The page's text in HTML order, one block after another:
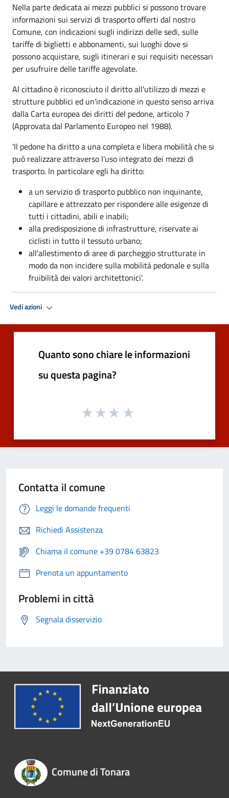
Nella parte dedicata ai mezzi pubblici si possono trovare
informazioni sui servizi di trasporto offerti dal nostro
Comune, con indicazioni sugli indirizzi delle sedi, sulle
tariffe di biglietti e abbonamenti, sui luoghi dove si
possono acquistare, sugli itinerari e sui requisiti necessari
per usufruire delle tariffe agevolate.
Al cittadino è riconosciuto il diritto all'utilizzo di mezzi e
strutture pubblici ed un'indicazione in questo senso arriva
dalla Carta europea dei diritti del pedone, articolo 7
(Approvata dal Parlamento Europeo nel 1988).
'Il pedone ha diritto a una completa e libera mobilità che si
può realizzare attraverso l'uso integrato dei mezzi di
trasporto. In particolare egli ha diritto:
a un servizio di trasporto pubblico non inquinante,
capillare e attrezzato per rispondere alle esigenze di
tutti i cittadini, abili e inabili;
alla predisposizione di infrastrutture, riservate ai
ciclisti in tutto il tessuto urbano;
all'allestimento di aree di parcheggio strutturate in
modo da non incidere sulla mobilità pedonale e sulla
fruibilità dei valori architettonici'.
Vedi azioni
Quanto sono chiare le informazioni
su questa pagina?
Contatta il comune
Leggi le domande frequenti
Richiedi Assistenza
Chiama il comune +39 0784 63823
Prenota un appuntamento
Problemi in città
Segnala disservizio
Comune di Tonara